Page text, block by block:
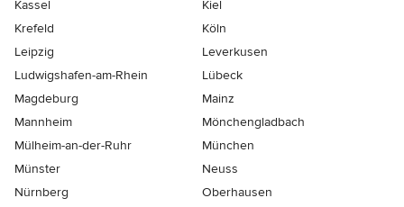
Kassel
Kiel
Krefeld
Köln
Leipzig
Leverkusen
Ludwigshafen-am-Rhein
Lübeck
Magdeburg
Mainz
Mannheim
Mönchen­gladbach
Mülheim-an-der-Ruhr
München
Münster
Neuss
Nürnberg
Oberhausen